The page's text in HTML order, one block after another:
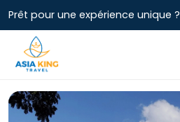
Prêt pour une expérience unique ?